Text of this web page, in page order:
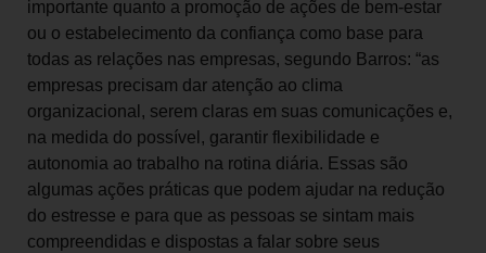
importante quanto a promoção de ações de bem-estar
ou o estabelecimento da confiança como base para
todas as relações nas empresas, segundo Barros: “as
empresas precisam dar atenção ao clima
organizacional, serem claras em suas comunicações e,
na medida do possível, garantir flexibilidade e
autonomia ao trabalho na rotina diária. Essas são
algumas ações práticas que podem ajudar na redução
do estresse e para que as pessoas se sintam mais
compreendidas e dispostas a falar sobre seus